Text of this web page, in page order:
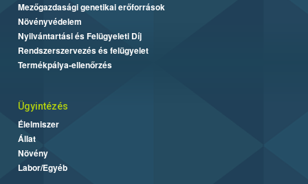
Mezőgazdasági genetikai erőforrások
Növényvédelem
Nyilvántartási és Felügyeleti Díj
Rendszerszervezés és felügyelet
Termékpálya-ellenőrzés
Ügyintézés
Élelmiszer
Állat
Növény
Labor/Egyéb